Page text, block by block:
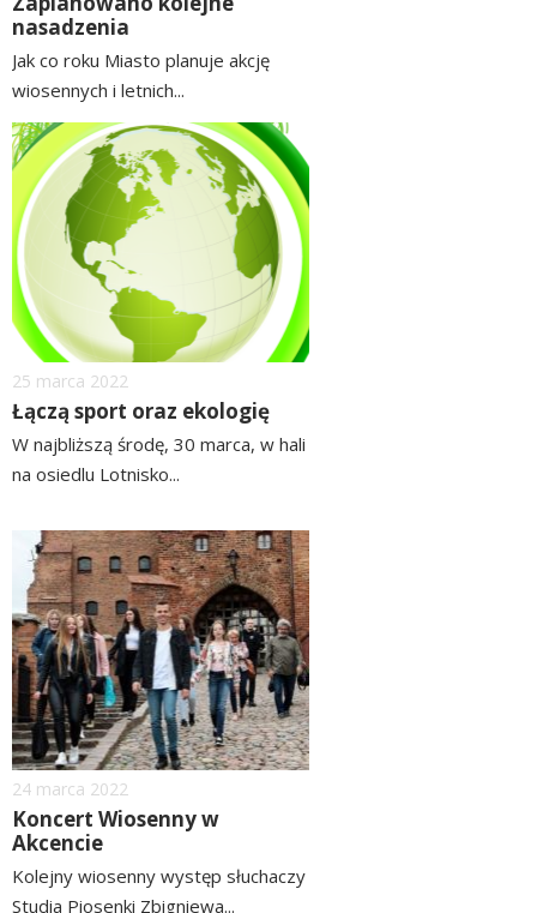
nasadzenia
Jak co roku Miasto planuje akcję
wiosennych i letnich...
czytaj
więcej
Dodano
25 marca 2022
Łączą sport oraz ekologię
W najbliższą środę, 30 marca, w hali
na osiedlu Lotnisko...
więcej
image
Dodano
24 marca 2022
Koncert Wiosenny w
Akcencie
Kolejny wiosenny występ słuchaczy
Studia Piosenki Zbigniewa...